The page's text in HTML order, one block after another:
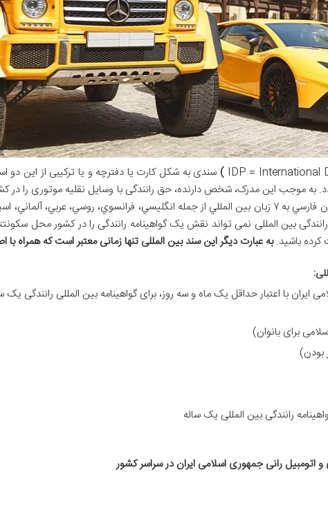
)سندی به شکل کارت یا دفترچه و یا ترکیبی از این
موجب این مدرک، شخص دارنده، حق رانندگی با وسایل نقلیه موتوری را در
ی نقلیه خود سفر کند. اين گواهينامه علاوه بر زبان فارسي به ۷ زبان بين المللي از جمله انگليسي،
بین المللی نمی تواند نقش یک گواهینامه رانندگی را در کشور محل
کرده باشید.به عبارت دیگر این سند بین المللی تنها زمانی معتبر است که همراه
:
ایران با اعتبار حداقل یک ماه و سه روز، برای گواهینامه بین المللی رانندگی
بودن)
اتومبیل رانی جمهوری اسلامی ایران در سراسر کشور